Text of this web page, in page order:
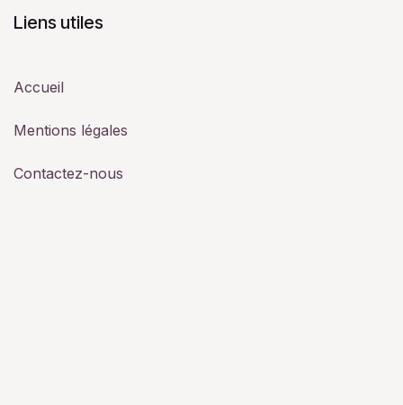
Liens utiles
Accueil
Mentions légales
Contactez-nous